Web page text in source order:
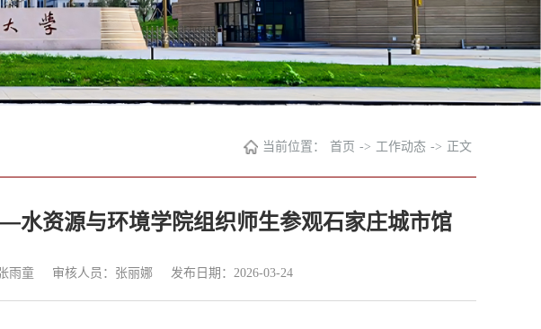
当前位置： 首页 -> 工作动态 -> 正文
资源与环境学院组织师生参观石家庄城市馆
雨童 审核人员：张丽娜 发布日期：2026-03-24